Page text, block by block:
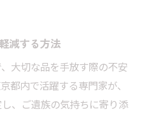
減する方法
大切な品を手放す際の不安
都内で活躍する専門家が、
、ご遺族の気持ちに寄り添